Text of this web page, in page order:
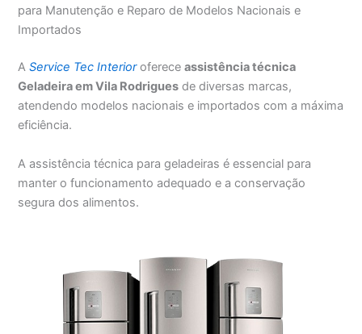
para Manutenção e Reparo de Modelos Nacionais e
Importados
AService Tec Interiorofereceassistência técnica
Geladeira em Vila Rodrigues de diversas marcas,
atendendo modelos nacionais e importados com a máxima
eficiência.
A assistência técnica para geladeiras é essencial para
manter o funcionamento adequado e a conservação
segura dos alimentos.